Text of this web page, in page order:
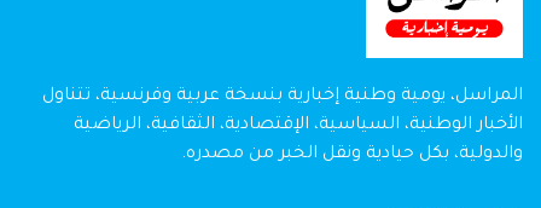
المراسل، يومية وطنية إخبارية بنسخة عربية وفرنسية، تتناول
الأخبار الوطنية، السياسية، الإقتصادية، الثقافية، الرياضية
والدولية، بكل حيادية ونقل الخبر من مصدره.